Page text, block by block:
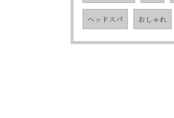
ヘッドスパ おしゃれ